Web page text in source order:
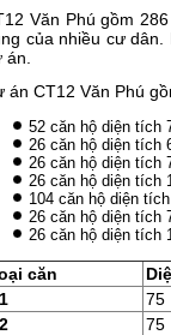
Văn Phú gồm
của nhiều cư
án.
án CT12 Văn Phú
52 căn hộ diện tích
26 căn hộ diện tích
26 căn hộ diện tích
26 căn hộ diện tích
104 căn hộ diện
26 căn hộ diện tích
26 căn hộ diện tích
căn
75
75